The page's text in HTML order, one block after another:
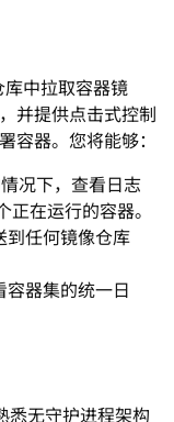
中拉取容器镜
并提供点击式控制
容器。您将能够：
况下，查看日志
在运行的容器。
到任何镜像仓库
器集的统一日
无守护进程架构